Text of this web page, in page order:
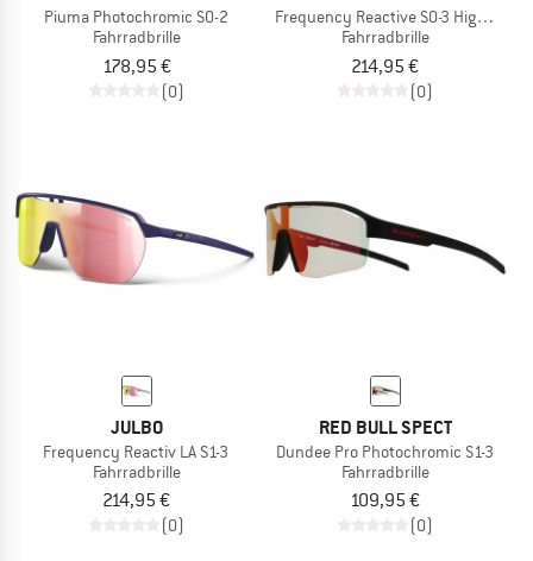
Piuma Photochromic S0-2
Fahrradbrille
178,95 €
(0)
Frequency Reactive S0-3 High
Fahrradbrille
214,95 €
(0)
JULBO
Frequency Reactiv LA S1-3
Fahrradbrille
214,95 €
(0)
RED BULL SPECT
Dundee Pro Photochromic S1-3
Fahrradbrille
109,95 €
(0)